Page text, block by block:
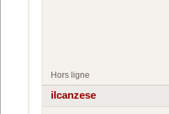
Hors ligne
ilcanzese